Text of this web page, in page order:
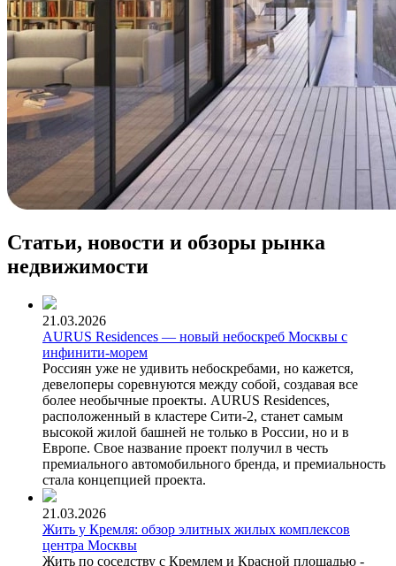
Статьи, новости и обзоры рынка
недвижимости
21.03.2026
AURUS Residences — новый небоскреб Москвы с
инфинити-морем
Россиян уже не удивить небоскребами, но кажется,
девелоперы соревнуются между собой, создавая все
более необычные проекты. AURUS Residences,
расположенный в кластере Сити-2, станет самым
высокой жилой башней не только в России, но и в
Европе. Свое название проект получил в честь
премиального автомобильного бренда, и премиальность
стала концепцией проекта.
21.03.2026
Жить у Кремля: обзор элитных жилых комплексов
центра Москвы
Жить по соседству с Кремлем и Красной площадью -